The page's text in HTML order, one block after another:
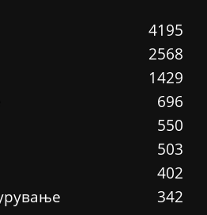
4195
2568
1429
696
550
503
402
342